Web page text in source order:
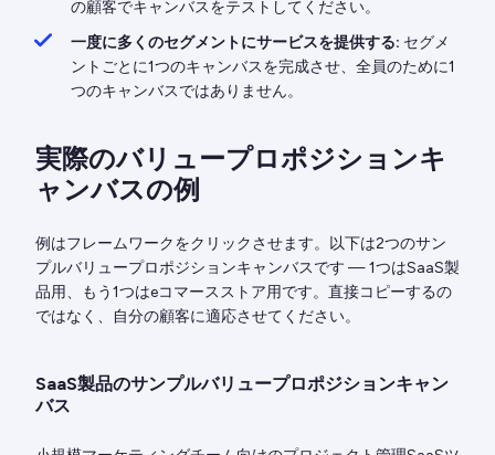
の顧客でキャンバスをテストしてください。
一度に多くのセグメントにサービスを提供する: セグメ
ントごとに1つのキャンバスを完成させ、全員のために1
つのキャンバスではありません。
実際のバリュープロポジションキ
ャンバスの例
例はフレームワークをクリックさせます。以下は2つのサン
プルバリュープロポジションキャンバスです — 1つはSaaS製
品用、もう1つはeコマースストア用です。直接コピーするの
ではなく、自分の顧客に適応させてください。
SaaS製品のサンプルバリュープロポジションキャン
バス